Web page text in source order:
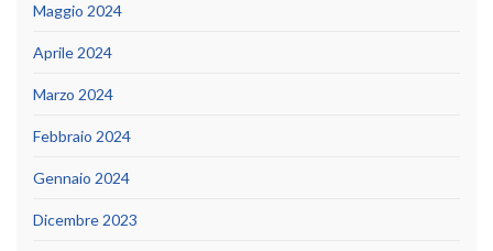
Maggio 2024
Aprile 2024
Marzo 2024
Febbraio 2024
Gennaio 2024
Dicembre 2023